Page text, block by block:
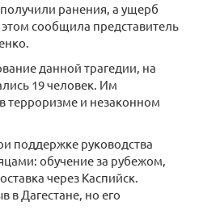
ранения, а ущерб
сообщила представитель
данной трагедии, на
19 человек. Им
терроризме и незаконном
поддержке руководства
обучение за рубежом,
через Каспийск.
в Дагестане, но его